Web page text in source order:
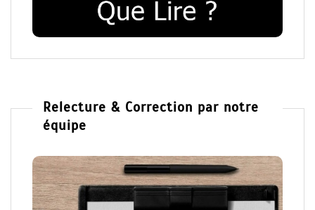
Relecture & Correction par notre
équipe